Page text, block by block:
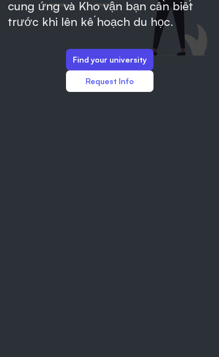
cung ứng và Kho vận bạn cần biết
trước khi lên kế hoạch du học.
Find your university
Request Info